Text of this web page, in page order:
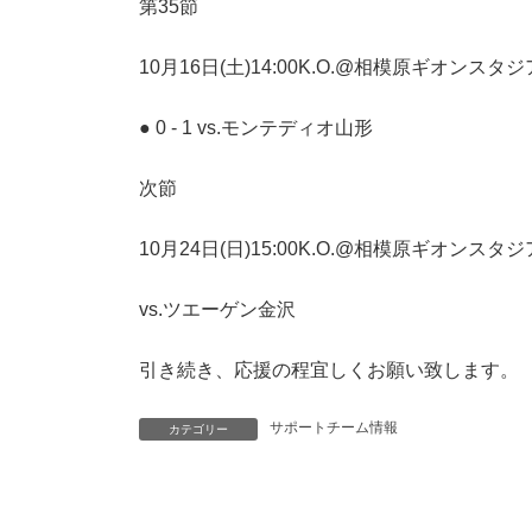
第35節
10月16日(土)14:00K.O.@相模原ギオンスタジ
● 0 - 1 vs.モンテディオ山形
次節
10月24日(日)15:00K.O.@相模原ギオンスタジ
vs.ツエーゲン金沢
引き続き、応援の程宜しくお願い致します。
カテゴリー サポートチーム情報